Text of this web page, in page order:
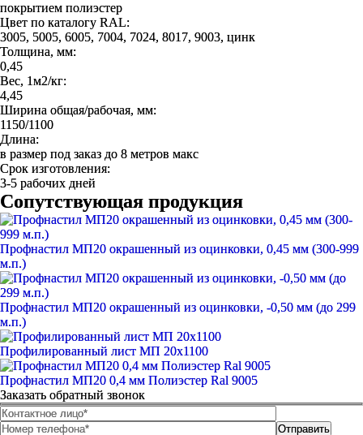
покрытием полиэстер
Цвет по каталогу RAL:
3005, 5005, 6005, 7004, 7024, 8017, 9003, цинк
Толщина, мм:
0,45
Вес, 1м2/кг:
4,45
Ширина общая/рабочая, мм:
1150/1100
Длина:
в размер под заказ до 8 метров макс
Срок изготовления:
3-5 рабочих дней
Сопутствующая продукция
Профнастил МП20 окрашенный из оцинковки, 0,45 мм (300-999
м.п.)
Профнастил МП20 окрашенный из оцинковки, -0,50 мм (до 299
м.п.)
Профилированный лист МП 20х1100
Профнастил МП20 0,4 мм Полиэстер Ral 9005
Заказать обратный звонок